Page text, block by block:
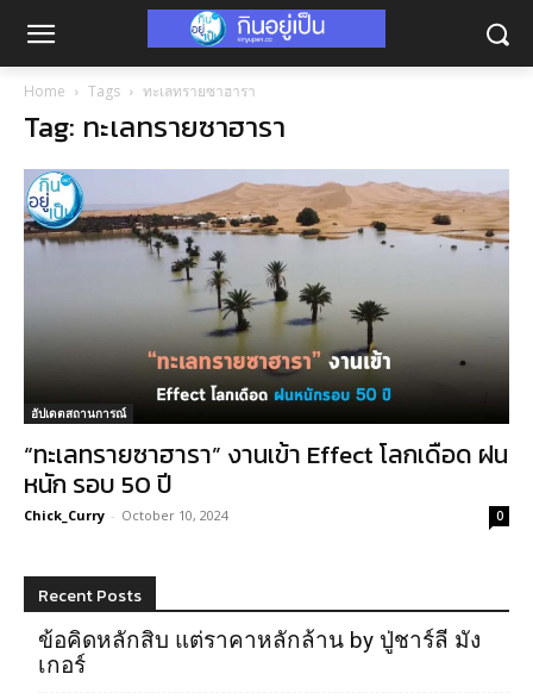
Home Tags ทะเลทรายซาฮารา
Tag: ทะเลทรายซาฮารา
อัปเดตสถานการณ์
“ทะเลทรายซาฮารา” งานเข้า Effect โลกเดือด ฝน
หนัก รอบ 50 ปี
Chick_Curry - October 10, 2024 0
Recent Posts
ข้อคิดหลักสิบ แต่ราคาหลักล้าน by ปู่ชาร์ลี มัง
เกอร์